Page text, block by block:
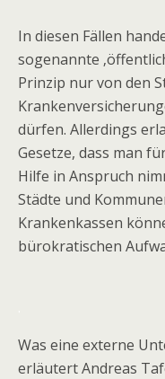
In diesen Fällen
sogenannte
Prinzip nur von den
dürfen. Allerdings
Gesetze, dass man
Hilfe in Anspruch
Städte und
Krankenkassen
bürokratischen
Was eine externe
erläutert Andreas